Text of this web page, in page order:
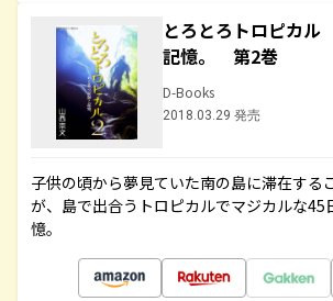
とろとろトロピカ
記憶。 第2巻
D-Books
2018.03.29 発売
子供の頃から夢見ていた南の島に滞在する
が、島で出合うトロピカルでマジカルな45
憶。